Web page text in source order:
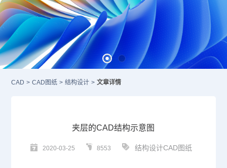
CAD > CAD图纸 > 结构设计 > 文章详情
夹层的CAD结构示意图
2020-03-25 8553 结构设计CAD图纸